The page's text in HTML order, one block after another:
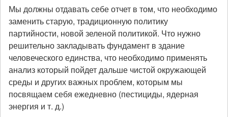
Мы должны отдавать себе отчет в том, что необходимо
заменить старую, традиционную политику
партийности, новой зеленой политикой. Что нужно
решительно закладывать фундамент в здание
человеческого единства, что необходимо применять
анализ который пойдет дальше чистой окружающей
среды и других важных проблем, которым мы
посвящаем себя ежедневно (пестициды, ядерная
энергия и т. д.)